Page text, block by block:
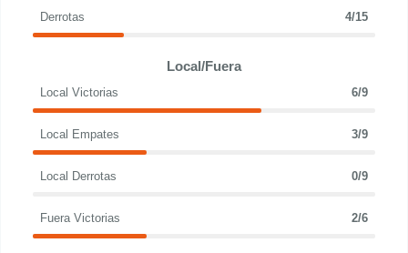
Derrotas 4/15
Local/Fuera
Local Victorias 6/9
Local Empates 3/9
Local Derrotas 0/9
Fuera Victorias 2/6